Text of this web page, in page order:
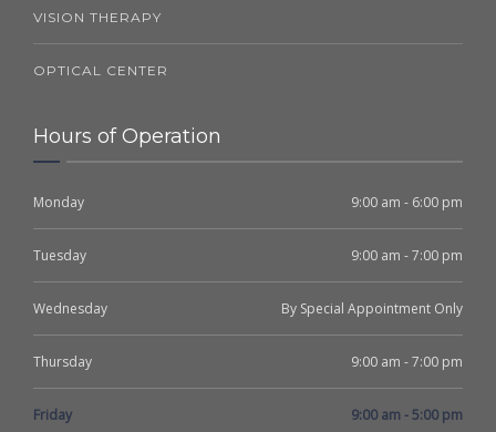
VISION THERAPY
OPTICAL CENTER
Hours of Operation
Monday 9:00 am - 6:00 pm
Tuesday 9:00 am - 7:00 pm
Wednesday By Special Appointment Only
Thursday 9:00 am - 7:00 pm
Friday 9:00 am - 5:00 pm